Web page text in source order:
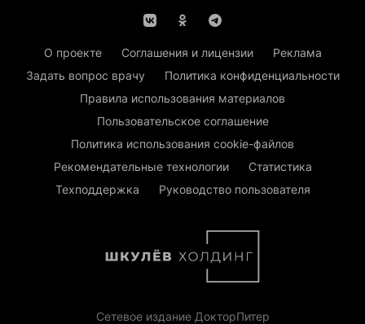
О проекте Соглашения и лицензии
Реклама
Задать вопрос врачу
Политика конфиденциальности
Правила использования материалов
Пользовательское соглашение
Политика использования cookie-файлов
Рекомендательные технологии
Статистика
Техподдержка
Руководство пользователя
Сетевое издание ДокторПитер